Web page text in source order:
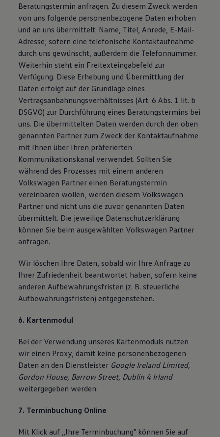
Beratungstermin anfragen. Zu diesem Zweck werden
von uns folgende personenbezogene Daten erhoben
und an uns übermittelt: Name, Titel, Anrede, E-Mail-
Adresse; sofern eine telefonische Kontaktaufnahme
durch uns gewünscht, außerdem die Telefonnummer.
Weiterhin steht ein Freitexteingabefeld zur
Verfügung. Diese Erhebung und Übermittlung der
Daten erfolgt auf der Grundlage eines
Vertragsanbahnungsverhältnisses (Art. 6 Abs. 1 lit. b
DSGVO) zur Durchführung eines Beratungstermins bei
uns. Die übermittelten Daten werden durch den oben
genannten Partner zum Zweck der Kontaktaufnahme
mit Ihnen über Ihren präferierten
Kommunikationskanal verwendet. Sollten Sie
während des Prozesses mit einem anderen
Volkswagen Partner einen Beratungstermin
vereinbaren wollen, werden diesem Volkswagen
Partner und nicht uns die zuvor genannten Daten
übermittelt. Die jeweilige Datenschutzerklärung
können Sie beim ausgewählten Volkswagen Partner
anfragen.
Wir löschen Ihre Daten, sobald wir Ihre Anfrage zu
Ihrer Zufriedenheit beantwortet haben, sofern keine
anderen Aufbewahrungsfristen (z. B. steuerliche
Aufbewahrungsfristen) entgegenstehen.
6. Kartenmodul
Bei der Verwendung unseres Kartenmoduls nutzen
wir einen Proxy, damit keine personenbezogenen
Daten an den Dienstleister Google Ireland Limited,
Gordon House, Barrow Street, Dublin 4 Irland
weitergegeben werden.
7. Terminbuchung Online
Mit Klick auf „Ihre Terminbuchung" können Sie auf